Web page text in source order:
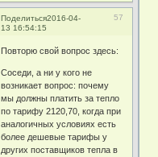
Поделиться 57
2016-04-
13 16:54:15
Повторю свой вопрос здесь:
Соседи, а ни у кого не
возникает вопрос: почему
мы должны платить за тепло
по тарифу 2120,70, когда при
аналогичных условиях есть
более дешевые тарифы у
других поставщиков тепла в